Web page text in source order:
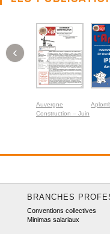
Auvergne
Construction – Juin
‹
BRANCHES
Conventions collectives
Minimas salariaux